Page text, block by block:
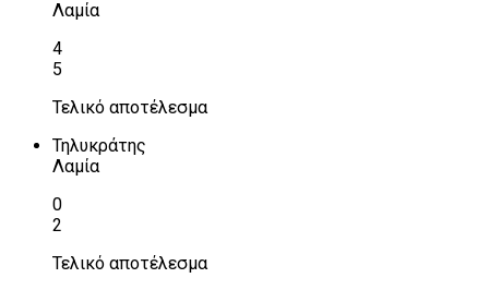
Λαμία
4
5
Τελικό αποτέλεσμα
Τηλυκράτης
Λαμία
0
2
Τελικό αποτέλεσμα